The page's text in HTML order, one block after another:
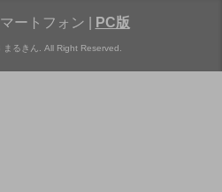
ートフォン PC版
るきん. All Right Reserved.